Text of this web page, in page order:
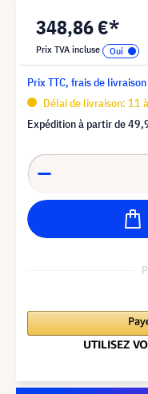
348,86 €*
Prix TVA incluse
Prix TTC, frais de
Délai de livraison: 11
Expédition à partir de